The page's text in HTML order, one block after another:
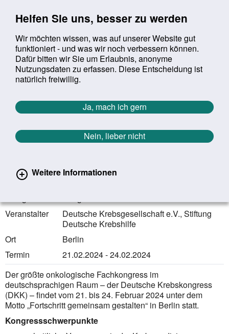
Helfen Sie uns, besser zu werden
Wir möchten wissen, was auf unserer Website gut
funktioniert - und was wir noch verbessern können.
Dafür bitten wir Sie um Erlaubnis, anonyme
Nutzungsdaten zu erfassen. Diese Entscheidung ist
natürlich freiwillig.
Ja, mach ich gern
Nein, lieber nicht
Weitere Informationen
Suchbegriff:
Sie befinden sich hier:
Startseite Aktuelles Veranstaltungen
Veranstaltungen
36. Deutscher Krebskongress (DKK)
Veranstalter
Deutsche Krebsgesellschaft e.V., Stiftung
Deutsche Krebshilfe
Ort
Berlin
Termin
21.02.2024 - 24.02.2024
Der größte onkologische Fachkongress im
deutschsprachigen Raum – der Deutsche Krebskongress
(DKK) – findet vom 21. bis 24. Februar 2024 unter dem
Motto „Fortschritt gemeinsam gestalten“ in Berlin statt.
Kongressschwerpunkte